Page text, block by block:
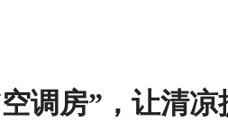
调房” ， 让清凉